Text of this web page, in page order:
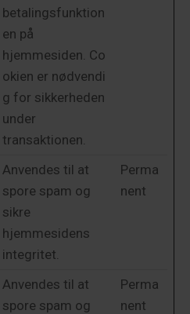
betalingsfunktion
en på
hjemmesiden. Co
okien er nødvendi
g for sikkerheden
under
transaktionen.
Anvendes til at
spore spam og
sikre
hjemmesidens
integritet.
Perma
nent
Anvendes til at
spore spam og
Perma
nent